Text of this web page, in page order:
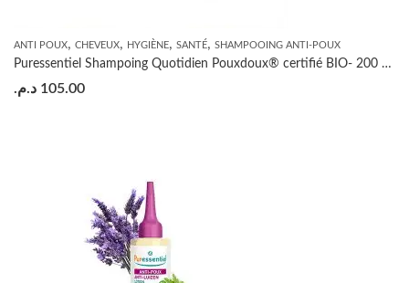
ANTI POUX, CHEVEUX, HYGIÈNE, SANTÉ, SHAMPOOING ANTI-POUX
Puressentiel Shampoing Quotidien Pouxdoux® certifié BIO- 200 ML
105.00 د.م.